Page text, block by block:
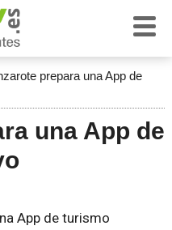
prepara una App de
una App de
App de turismo